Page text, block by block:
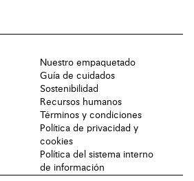
Nuestro empaquetado
Guía de cuidados
Sostenibilidad
Recursos humanos
Términos y condiciones
Política de privacidad y
cookies
Política del sistema interno
de información